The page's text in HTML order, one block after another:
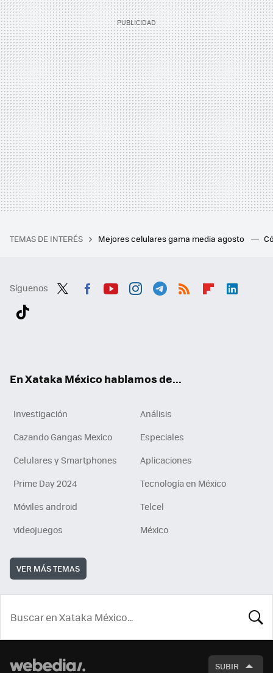
TEMAS DE INTERÉS Mejores celulares gama media agosto
Síguenos
En Xataka México hablamos de...
Investigación
Análisis
Cazando Gangas Mexico
Especiales
Celulares y Smartphones
Aplicaciones
Prime Day 2024
Tecnología en México
Móviles android
Telcel
videojuegos
México
VER MÁS TEMAS
SUBIR